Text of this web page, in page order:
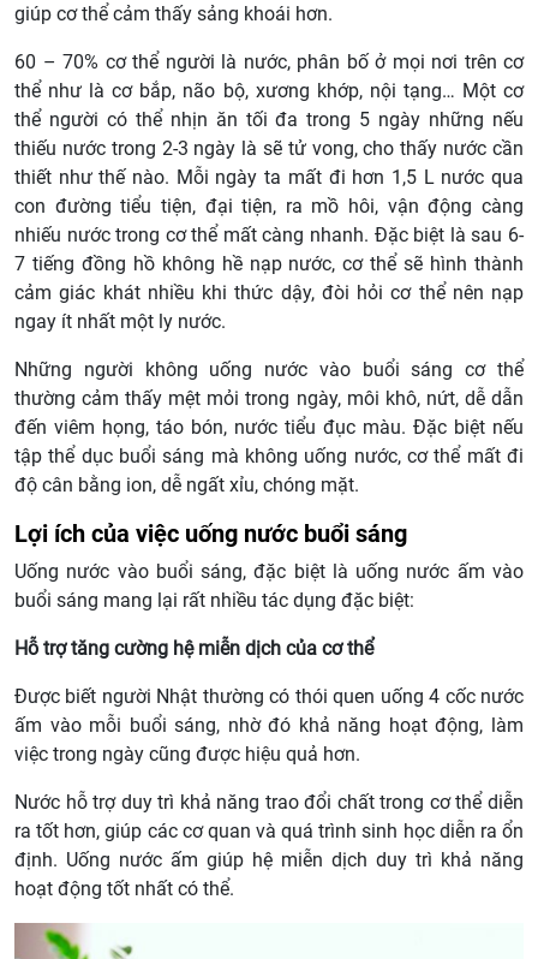
giúp cơ thể cảm thấy sảng khoái hơn.
60 – 70% cơ thể người là nước, phân bố ở mọi nơi trên cơ
thể như là cơ bắp, não bộ, xương khớp, nội tạng… Một cơ
thể người có thể nhịn ăn tối đa trong 5 ngày những nếu
thiếu nước trong 2-3 ngày là sẽ tử vong, cho thấy nước cần
thiết như thế nào. Mỗi ngày ta mất đi hơn 1,5 L nước qua
con đường tiểu tiện, đại tiện, ra mồ hôi, vận động càng
nhiếu nước trong cơ thể mất càng nhanh. Đặc biệt là sau 6-
7 tiếng đồng hồ không hề nạp nước, cơ thể sẽ hình thành
cảm giác khát nhiều khi thức dậy, đòi hỏi cơ thể nên nạp
ngay ít nhất một ly nước.
Những người không uống nước vào buổi sáng cơ thể
thường cảm thấy mệt mỏi trong ngày, môi khô, nứt, dễ dẫn
đến viêm họng, táo bón, nước tiểu đục màu. Đặc biệt nếu
tập thể dục buổi sáng mà không uống nước, cơ thể mất đi
độ cân bằng ion, dễ ngất xỉu, chóng mặt.
Lợi ích của việc uống nước buổi sáng
Uống nước vào buổi sáng, đặc biệt là uống nước ấm vào
buổi sáng mang lại rất nhiều tác dụng đặc biệt:
Hỗ trợ tăng cường hệ miễn dịch của cơ thể
Được biết người Nhật thường có thói quen uống 4 cốc nước
ấm vào mỗi buổi sáng, nhờ đó khả năng hoạt động, làm
việc trong ngày cũng được hiệu quả hơn.
Nước hỗ trợ duy trì khả năng trao đổi chất trong cơ thể diễn
ra tốt hơn, giúp các cơ quan và quá trình sinh học diễn ra ổn
định. Uống nước ấm giúp hệ miễn dịch duy trì khả năng
hoạt động tốt nhất có thể.